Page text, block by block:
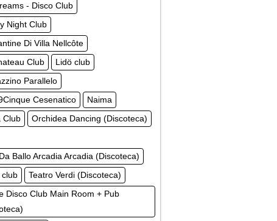
- Disco Club
Night Club
Di Villa Nellcôte
Club
Lidö club
Parallelo
Cesenatico
Naima
Club
Orchidea Dancing (Discoteca)
Ballo Arcadia Arcadia (Discoteca)
club
Teatro Verdi (Discoteca)
Disco Club Main Room + Pub